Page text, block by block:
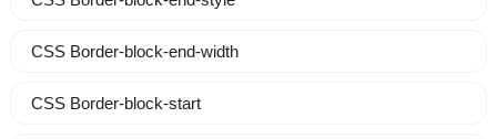
CSS Border-block-end-width
CSS Border-block-start